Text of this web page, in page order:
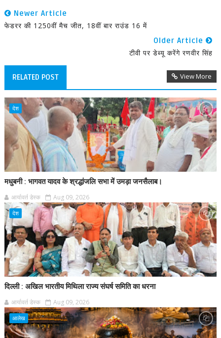
Newer Article
फेडरर की 1250वीं मैच जीत, 18वीं बार राउंड 16 में
Older Article
टीवी पर डेब्यू करेंगे रणवीर सिंह
RELATED POST View More
देश
मधुबनी : भागवत यादव के श्रद्धांजलि सभा में उमड़ा जनसैलाब।
आर्यावर्त डेस्क Aug 09, 2026
देश
दिल्ली : अखिल भारतीय मिथिला राज्य संघर्ष समिति का धरना
आर्यावर्त डेस्क Aug 09, 2026
आलेख